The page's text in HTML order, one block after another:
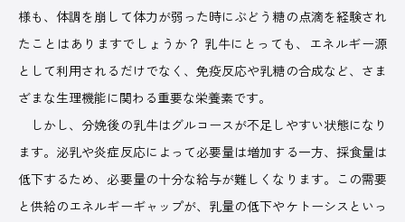
様も、体調を崩して体力が弱った時にぶどう糖の点滴を経験され
たことはありますでしょうか？ 乳牛にとっても、エネルギー源
として利用されるだけでなく、免疫反応や乳糖の合成など、さま
ざまな生理機能に関わる重要な栄養素です。
しかし、分娩後の乳牛はグルコースが不足しやすい状態になり
ます。泌乳や炎症反応によって必要量は増加する一方、採食量は
低下するため、必要量の十分な給与が難しくなります。この需要
と供給のエネルギーギャップが、乳量の低下やケトーシスといっ